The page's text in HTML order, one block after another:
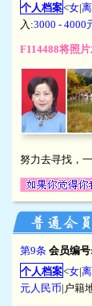
个人档案<女|
入:3000 - 4000
F114488将照
努力去寻找，
第9条 会员编号:
个人档案<女|
元人民币|户籍